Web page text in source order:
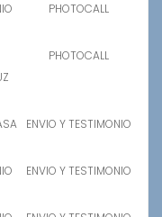
PHOTOCALL
PHOTOCALL
ENVIO Y TESTIMONIO
ENVIO Y TESTIMONIO